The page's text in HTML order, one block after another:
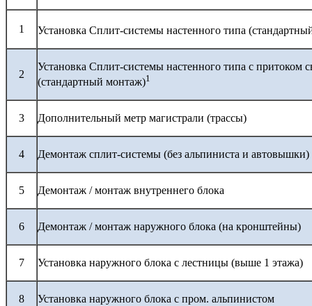
1 Установка Сплит-системы настенного типа
2
Установка Сплит-системы настенного типа с притоком
(стандартный монтаж)1
3 Дополнительный метр магистрали (трассы)
4 Демонтаж сплит-системы (без альпиниста и автовышки)
5 Демонтаж / монтаж внутреннего блока
6 Демонтаж / монтаж наружного блока (на кронштейны)
7 Установка наружного блока с лестницы (выше 1 этажа)
8 Установка наружного блока с пром. альпинистом